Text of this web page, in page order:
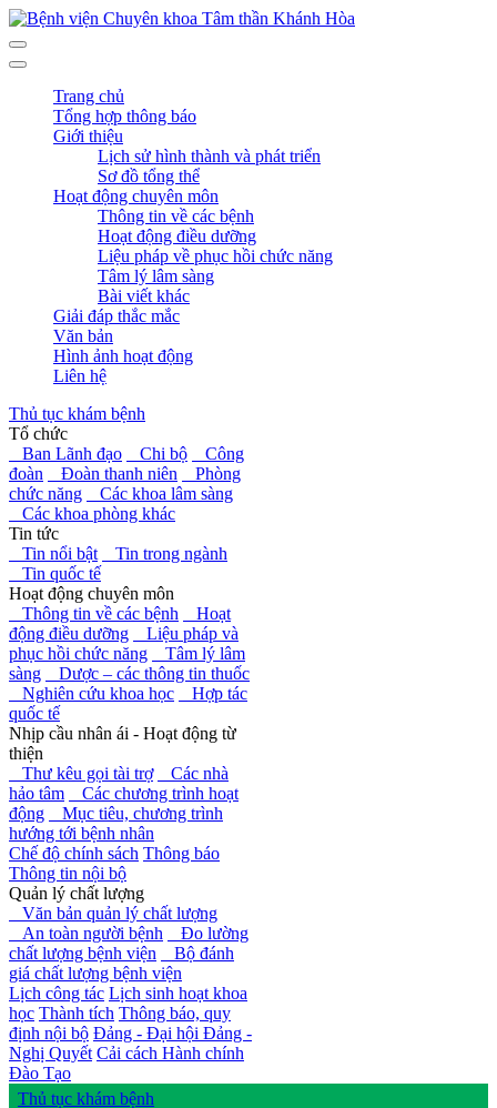
Trang chủ
Tổng hợp thông báo
Giới thiệu
Lịch sử hình thành và phát triển
Sơ đồ tổng thể
Hoạt động chuyên môn
Thông tin về các bệnh
Hoạt động điều dưỡng
Liệu pháp về phục hồi chức năng
Tâm lý lâm sàng
Bài viết khác
Giải đáp thắc mắc
Văn bản
Hình ảnh hoạt động
Liên hệ
Thủ tục khám bệnh
Tổ chức
Ban Lãnh đạo
Chi bộ
Công
đoàn
Đoàn thanh niên
Phòng
chức năng
Các khoa lâm sàng
Các khoa phòng khác
Tin tức
Tin nổi bật
Tin trong ngành
Tin quốc tế
Hoạt động chuyên môn
Thông tin về các bệnh
Hoạt
động điều dưỡng
Liệu pháp và
phục hồi chức năng
Tâm lý lâm
sàng
Dược – các thông tin thuốc
Nghiên cứu khoa học
Hợp tác
quốc tế
Nhịp cầu nhân ái - Hoạt động từ
thiện
Thư kêu gọi tài trợ
Các nhà
hảo tâm
Các chương trình hoạt
động
Mục tiêu, chương trình
hướng tới bệnh nhân
Chế độ chính sách Thông báo
Thông tin nội bộ
Quản lý chất lượng
Văn bản quản lý chất lượng
An toàn người bệnh
Đo lường
chất lượng bệnh viện
Bộ đánh
giá chất lượng bệnh viện
Lịch công tác Lịch sinh hoạt khoa
học Thành tích Thông báo, quy
định nội bộ Đảng - Đại hội Đảng -
Nghị Quyết Cải cách Hành chính
Đào Tạo
Thủ tục khám bệnh